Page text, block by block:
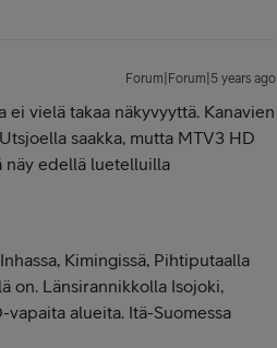
Forum|Forum|5 years ago
ei vielä takaa näkyvyyttä. Kanavien
saakka, mutta MTV3 HD
näy edellä luetelluilla
Kimingissä, Pihtiputaalla
on. Länsirannikkolla Isojoki,
alueita. Itä-Suomessa